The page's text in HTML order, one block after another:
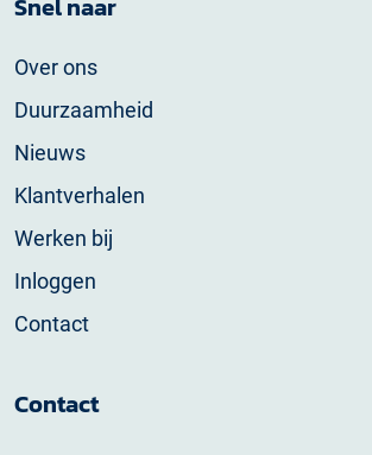
Snel naar
Over ons
Duurzaamheid
Nieuws
Klantverhalen
Werken bij
Inloggen
Contact
Contact